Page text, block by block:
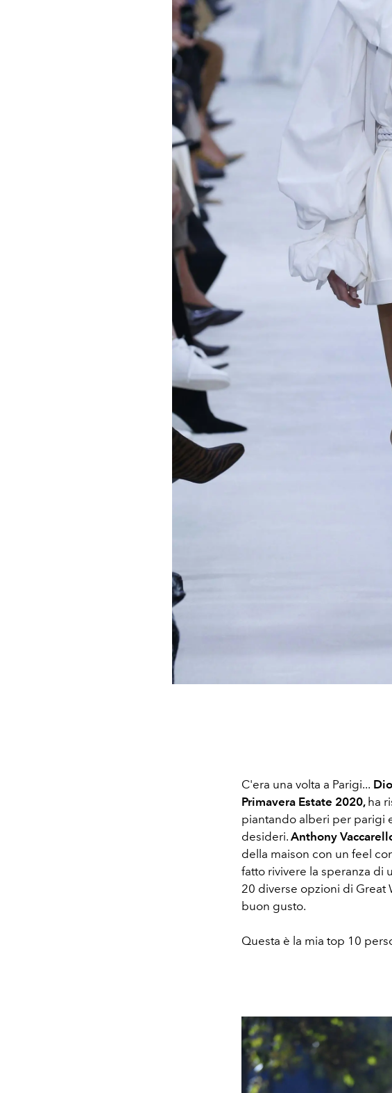
C'era una volta a Parigi...
Primavera Estate 2020, ha
piantando alberi per parigi
desideri. Anthony
della maison con un feel
fatto rivivere la speranza di
20 diverse opzioni di Great
buon gusto.
Questa è la mia top 10